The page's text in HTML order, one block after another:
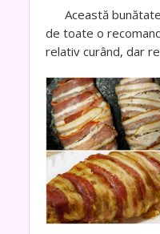
Această bunătate
de toate o
relativ curând, dar